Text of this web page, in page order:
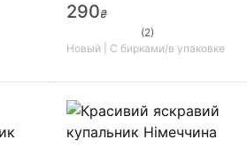
290₴
(2)
Новый | С бирками/в упаковке